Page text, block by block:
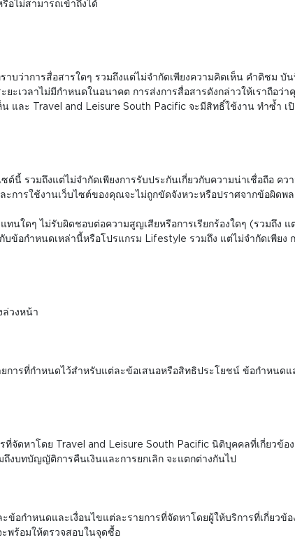
อไม่สามารถเข้าถึงได้
ว่าการสื่อสารใดๆ รวมถึงแต่ไม่จำกัดเพียงความคิดเห็น คำติชม บั
เวลาไม่มีกำหนดในอนาคต การส่งการสื่อสารดังกล่าวให้เราถือว่
ะ Travel and Leisure South Pacific จะมีสิทธิ์ใช้งาน ทำซ้ำ เปิ
นี้ รวมถึงแต่ไม่จำกัดเพียงการรับประกันเกี่ยวกับความน่าเชื่อถือ คว
ารใช้งานเว็บไซต์ของคุณจะไม่ถูกขัดจังหวะหรือปราศจากข้อผิดพ
ใดๆ ไม่รับผิดชอบต่อความสูญเสียหรือการเรียกร้องใดๆ (รวมถึง แ
ข้อกำหนดเหล่านี้หรือโปรแกรม Lifestyle รวมถึง แต่ไม่จำกัดเพียง
ล่วงหน้า
ารที่กำหนดไว้สำหรับแต่ละข้อเสนอหรือสิทธิประโยชน์ ข้อกำหนดแ
จัดหาโดย Travel and Leisure South Pacific นิติบุคคลที่เกี่ยวข้
งบทบัญญัติการคืนเงินและการยกเลิก จะแตกต่างกันไป
กำหนดและเงื่อนไขแต่ละรายการที่จัดหาโดยผู้ให้บริการที่เกี่ยวข้
พร้อมให้ตรวจสอบในจุดซื้อ